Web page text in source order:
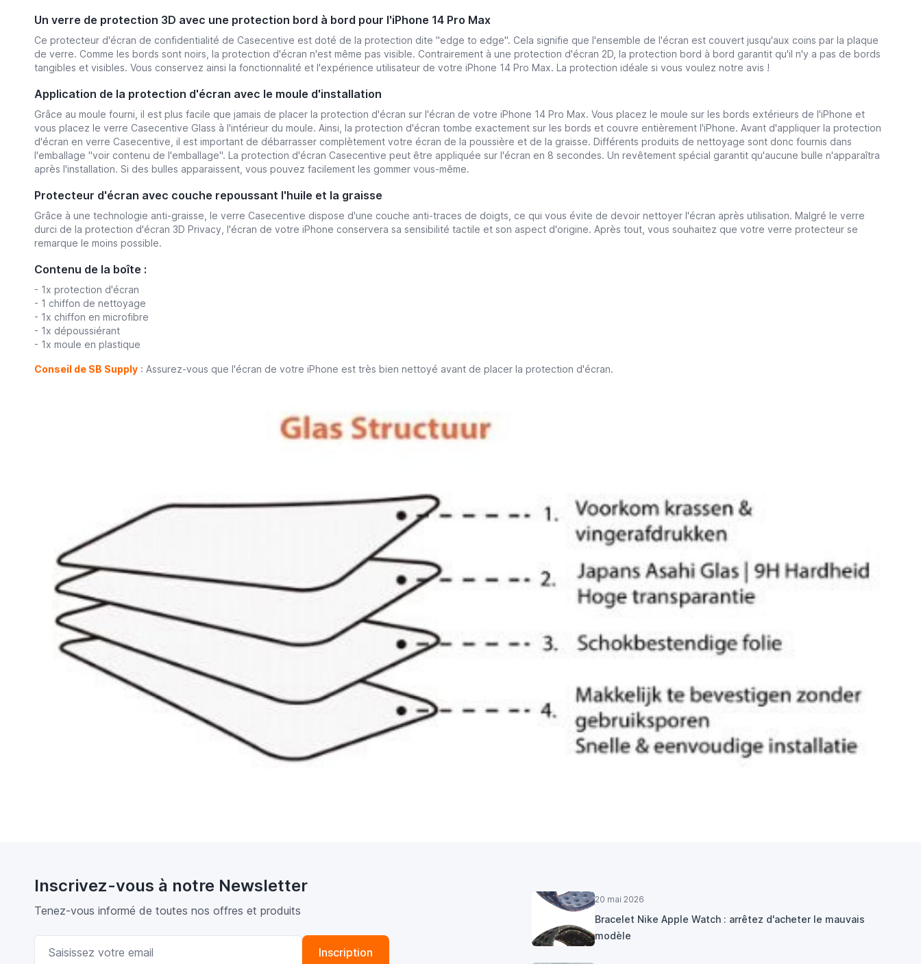
Un verre de protection 3D avec une protection bord à bord pour l'iPhone 14 Pro Max
Ce protecteur d'écran de confidentialité de Casecentive est doté de la protection dite "edge to edge". Cela signifie que l'ensemble de l'écran est couvert jusqu'aux coins par la plaque
de verre. Comme les bords sont noirs, la protection d'écran n'est même pas visible. Contrairement à une protection d'écran 2D, la protection bord à bord garantit qu'il n'y a pas de bords
tangibles et visibles. Vous conservez ainsi la fonctionnalité et l'expérience utilisateur de votre iPhone 14 Pro Max. La protection idéale si vous voulez notre avis !
Application de la protection d'écran avec le moule d'installation
Grâce au moule fourni, il est plus facile que jamais de placer la protection d'écran sur l'écran de votre iPhone 14 Pro Max. Vous placez le moule sur les bords extérieurs de l'iPhone et
vous placez le verre Casecentive Glass à l'intérieur du moule. Ainsi, la protection d'écran tombe exactement sur les bords et couvre entièrement l'iPhone. Avant d'appliquer la protection
d'écran en verre Casecentive, il est important de débarrasser complètement votre écran de la poussière et de la graisse. Différents produits de nettoyage sont donc fournis dans
l'emballage ''voir contenu de l'emballage''. La protection d'écran Casecentive peut être appliquée sur l'écran en 8 secondes. Un revêtement spécial garantit qu'aucune bulle n'apparaîtra
après l'installation. Si des bulles apparaissent, vous pouvez facilement les gommer vous-même.
Protecteur d'écran avec couche repoussant l'huile et la graisse
Grâce à une technologie anti-graisse, le verre Casecentive dispose d'une couche anti-traces de doigts, ce qui vous évite de devoir nettoyer l'écran après utilisation. Malgré le verre
durci de la protection d'écran 3D Privacy, l'écran de votre iPhone conservera sa sensibilité tactile et son aspect d'origine. Après tout, vous souhaitez que votre verre protecteur se
remarque le moins possible.
Contenu de la boîte :
- 1x protection d'écran
- 1 chiffon de nettoyage
- 1x chiffon en microfibre
- 1x dépoussiérant
- 1x moule en plastique
Conseil de SB Supply: Assurez-vous que l'écran de votre iPhone est très bien nettoyé avant de placer la protection d'écran.
Inscrivez-vous à notre Newsletter
Tenez-vous informé de toutes nos offres et produits
Inscription
20 mai 2026
Bracelet Nike Apple Watch : arrêtez d'acheter le mauvais
modèle